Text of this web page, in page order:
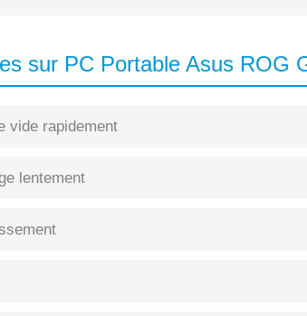
sur PC Portable Asus ROG
vide rapidement
lentement